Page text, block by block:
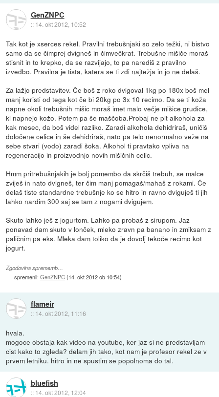
GenZNPC
:: 14. okt 2012, 10:52
Tak kot je xserces rekel. Pravilni trebušnjaki so zelo težki, ni bistvo
samo da se čimprej dvigneš in čimvečkrat. Trebušne mišiče moraš
stisnit in to krepko, da se razvijajo, to pa narediš z pravilno
izvedbo. Pravilna je tista, katera se ti zdi najtežja in jo ne delaš.
Za lažjo predstavitev. Če boš z roko dvigoval 1kg po 180x boš mel
manj koristi od tega kot če bi 20kg po 3x 10 recimo. Da se ti koža
napne okoli trebušnih mišic moraš imet malo večje mišice grudice,
ki napnejo kožo. Potem pa še maščoba.Probaj ne pit alkohola za
kak mesec, da boš videl razliko. Zaradi alkohola dehidriraš, uničiš
določene celice in še dehidriraš, nato pa telo nenormalno veže na
sebe stvari (vodo) zaradi šoka. Alkohol ti pravtako vpliva na
regeneracijo in proizvodnjo novih mišičnih celic.
Hmm pritrebušnjakih je bolj pomembo da skrčiš trebuh, se malce
zviješ in nato dvigneš, ter čim manj pomagaš/mahaš z rokami. Če
delaš tiste standardne trebušnje ko se hitro in ravno dviguješ ti jih
lahko nardim 300 saj se tam z nogami dvigujem.
Skuto lahko ješ z jogurtom. Lahko pa probaš z sirupom. Jaz
ponavad dam skuto v lonček, mleko zravn pa banano in zmiksam z
paličnim pa eks. Mleka dam toliko da je dovolj tekoče recimo kot
jogurt.
Zgodovina sprememb…
spremenil:GenZNPC(14. okt 2012 ob 10:54)
flameir
:: 14. okt 2012, 11:16
hvala.
mogoce obstaja kak video na youtube, ker jaz si ne predstavljam
cist kako to zgleda? delam jih tako, kot nam je profesor rekel ze v
prvem letniku. hitro in ne spustim se popolnoma do tal.
bluefish
:: 14. okt 2012, 12:04